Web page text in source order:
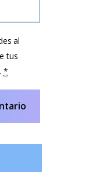
al
tus
*